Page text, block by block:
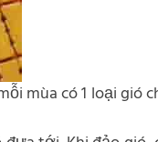
mùa có 1 loại